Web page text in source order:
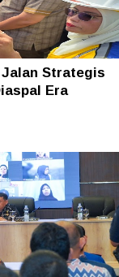
Jalan Strategis
Era